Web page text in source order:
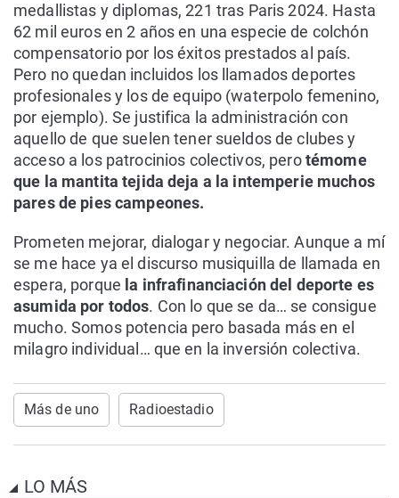
medallistas y diplomas, 221 tras Paris 2024. Hasta
62 mil euros en 2 años en una especie de colchón
compensatorio por los éxitos prestados al país.
Pero no quedan incluidos los llamados deportes
profesionales y los de equipo (waterpolo femenino,
por ejemplo). Se justifica la administración con
aquello de que suelen tener sueldos de clubes y
acceso a los patrocinios colectivos, perotémome
que la mantita tejida deja a la intemperie muchos
pares de pies campeones.
Prometen mejorar, dialogar y negociar. Aunque a mí
se me hace ya el discurso musiquilla de llamada en
espera, porque la infrafinanciación del deporte es
asumida por todos. Con lo que se da… se consigue
mucho. Somos potencia pero basada más en el
milagro individual… que en la inversión colectiva.
Más de uno Radioestadio
LO MÁS